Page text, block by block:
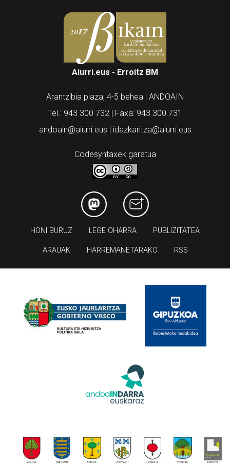
Aiurri.eus - Erroitz BM
Arantzibia plaza, 4-5 behea | ANDOAIN
Tel.: 943 300 732 | Faxa: 943 300 731
andoain@aiurri.eus | idazkaritza@aiurri.eus
Codesyntaxek garatua
HONI BURUZ LEGE OHARRA PUBLIZITATEA
ARAUAK HARREMANETARAKO RSS